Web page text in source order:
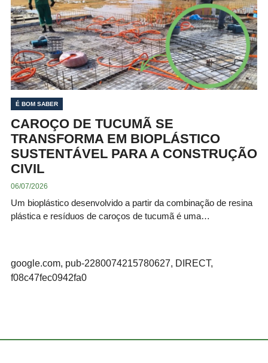
É BOM SABER
CAROÇO DE TUCUMÃ SE
TRANSFORMA EM BIOPLÁSTICO
SUSTENTÁVEL PARA A CONSTRUÇÃO
CIVIL
06/07/2026
Um bioplástico desenvolvido a partir da combinação de resina
plástica e resíduos de caroços de tucumã é uma…
google.com, pub-2280074215780627, DIRECT,
f08c47fec0942fa0